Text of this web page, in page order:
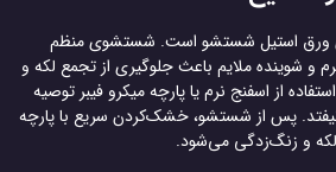
ورق استیل شستشو است. شستشوی منظم
و شوینده ملایم باعث جلوگیری از تجمع لکه و
از اسفنج نرم یا پارچه میکرو فیبر توصیه
پس از شستشو، خشک‌کردن سریع با پارچه
لکه و زنگ‌زدگی می‌شود.